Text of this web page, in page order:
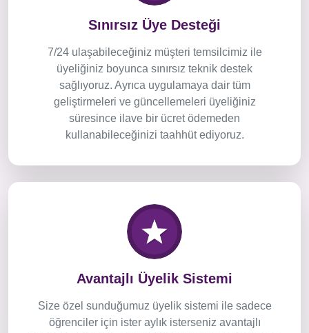
Sınırsız Üye Desteği
7/24 ulaşabileceğiniz müşteri temsilcimiz ile
üyeliğiniz boyunca sınırsız teknik destek
sağlıyoruz. Ayrıca uygulamaya dair tüm
geliştirmeleri ve güncellemeleri üyeliğiniz
süresince ilave bir ücret ödemeden
kullanabileceğinizi taahhüt ediyoruz.
Avantajlı Üyelik Sistemi
Size özel sunduğumuz üyelik sistemi ile sadece
öğrenciler için ister aylık isterseniz avantajlı